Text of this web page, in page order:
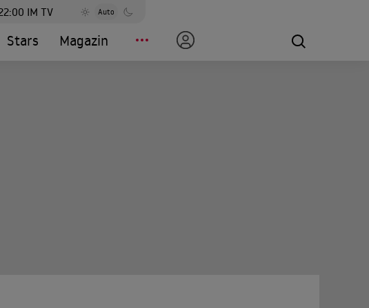
IM TV Auto
Stars Magazin